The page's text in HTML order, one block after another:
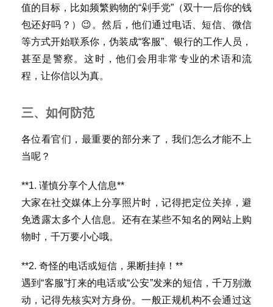
百
防
诈
值的目标，比如频繁购物的“剁手党”（双十一后你的钱
包还好吗？）😉。然后，他们通过电话、短信、微信
等方式开始联系你，伪装成“客服”、银行的工作人员，
甚至是警察。这时，他们会用非常专业的术语和流
程，让你信以为真。
三、如何防范
各位看官们，最重要的部分来了，我们怎么才能不上
当呢？
**1. 谨慎分享个人信息**
大家在社交媒体上分享照片时，记得把定位关掉，避
免透露太多个人信息。还有在某些不知名的网站上购
物时，千万要小心哦。
**2. 奇怪的电话或短信，果断挂掉！**
遇到“客服”打来的电话或“公安”发来的短信，千万别激
动，记得先核实对方身份。一般正规机构不会通过这